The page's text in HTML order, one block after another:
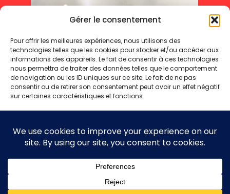
Gérer le consentement
Pour offrir les meilleures expériences, nous utilisons des
technologies telles que les cookies pour stocker et/ou accéder aux
informations des appareils. Le fait de consentir à ces technologies
nous permettra de traiter des données telles que le comportement
de navigation ou les ID uniques sur ce site. Le fait de ne pas
consentir ou de retirer son consentement peut avoir un effet négatif
sur certaines caractéristiques et fonctions.
Refuser
Voir les préférences
Mentions légales
Politique de cookies
Politique de confidentialité
Copyright 2025 © - Toute reproduction même partielle interdite